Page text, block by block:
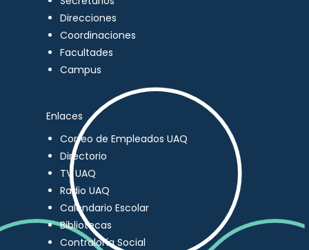
Direcciones
Coordinaciones
Facultades
Campus
Enlaces
Correo de Empleados UAQ
Directorio
TV UAQ
Radio UAQ
Calendario Escolar
Bibliotecas
Contraloría Social